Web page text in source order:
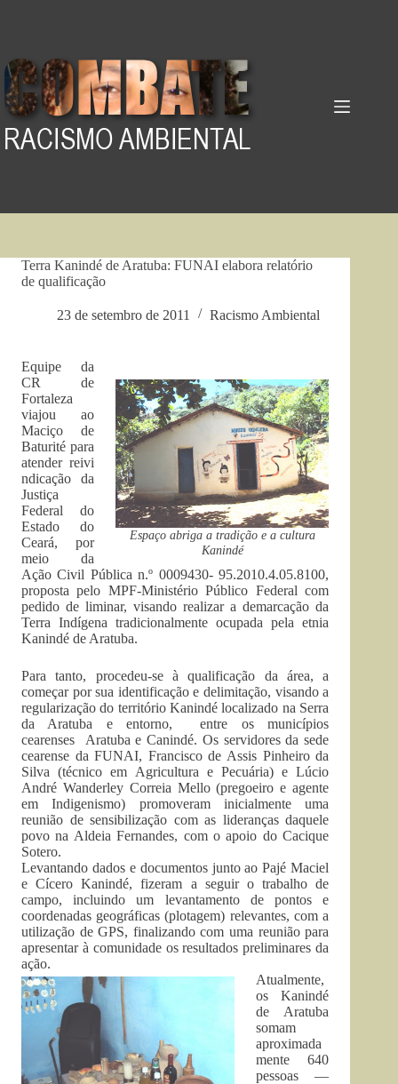
Terra Kanindé de Aratuba: FUNAI elabora relatório
de qualificação
23 de setembro de 2011 Racismo Ambiental
Espaço abriga a tradição e a cultura
Kanindé
Equipe da
CR de
Fortaleza
viajou ao
Maciço de
Baturité para
atender reivi
ndicação da
Justiça
Federal do
Estado do
Ceará, por
meio da
Ação Civil Pública n.º 0009430- 95.2010.4.05.8100,
proposta pelo MPF-Ministério Público Federal com
pedido de liminar, visando realizar a demarcação da
Terra Indígena tradicionalmente ocupada pela etnia
Kanindé de Aratuba.
Para tanto, procedeu-se à qualificação da área, a
começar por sua identificação e delimitação, visando a
regularização do território Kanindé localizado na Serra
da Aratuba e entorno, entre os municípios
cearenses Aratuba e Canindé. Os servidores da sede
cearense da FUNAI, Francisco de Assis Pinheiro da
Silva (técnico em Agricultura e Pecuária) e Lúcio
André Wanderley Correia Mello (pregoeiro e agente
em Indigenismo) promoveram inicialmente uma
reunião de sensibilização com as lideranças daquele
povo na Aldeia Fernandes, com o apoio do Cacique
Sotero.
Levantando dados e documentos junto ao Pajé Maciel
e Cícero Kanindé, fizeram a seguir o trabalho de
campo, incluindo um levantamento de pontos e
coordenadas geográficas (plotagem) relevantes, com a
utilização de GPS, finalizando com uma reunião para
apresentar à comunidade os resultados preliminares da
ação.
Atualmente,
os Kanindé
de Aratuba
somam
aproximada
mente 640
pessoas —